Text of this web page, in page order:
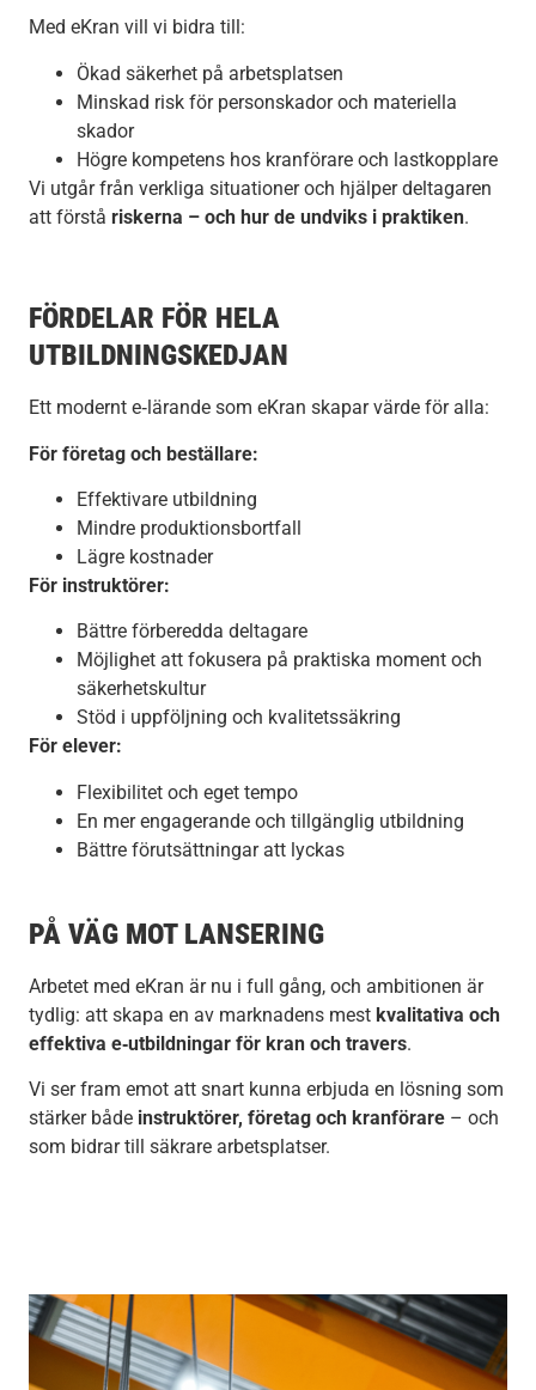
Med eKran vill vi bidra till:
Ökad säkerhet på arbetsplatsen
Minskad risk för personskador och materiella
skador
Högre kompetens hos kranförare och lastkopplare
Vi utgår från verkliga situationer och hjälper deltagaren
att förstå riskerna – och hur de undviks i praktiken.
FÖRDELAR FÖR HELA
UTBILDNINGSKEDJAN
Ett modernt e‑lärande som eKran skapar värde för alla:
För företag och beställare:
Effektivare utbildning
Mindre produktionsbortfall
Lägre kostnader
För instruktörer:
Bättre förberedda deltagare
Möjlighet att fokusera på praktiska moment och
säkerhetskultur
Stöd i uppföljning och kvalitetssäkring
För elever:
Flexibilitet och eget tempo
En mer engagerande och tillgänglig utbildning
Bättre förutsättningar att lyckas
PÅ VÄG MOT LANSERING
Arbetet med eKran är nu i full gång, och ambitionen är
tydlig: att skapa en av marknadens mest kvalitativa och
effektiva e‑utbildningar för kran och travers.
Vi ser fram emot att snart kunna erbjuda en lösning som
stärker både instruktörer, företag och kranförare – och
som bidrar till säkrare arbetsplatser.